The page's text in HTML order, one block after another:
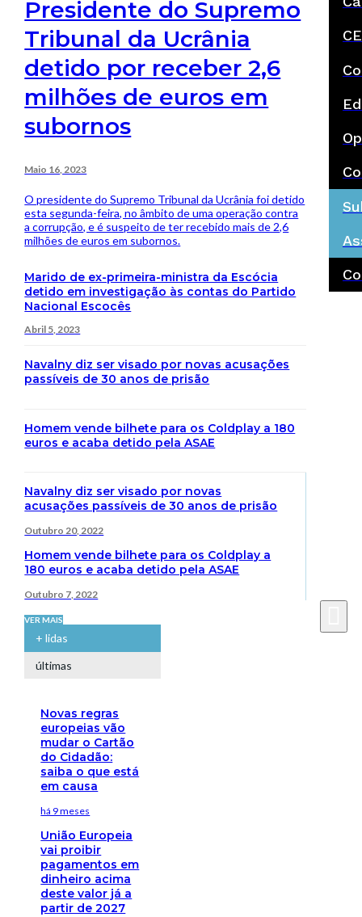
Presidente do Supremo
Tribunal da Ucrânia
detido por receber 2,6
milhões de euros em
subornos
Maio 16, 2023
O presidente do Supremo Tribunal da Ucrânia foi detido
esta segunda-feira, no âmbito de uma operação contra
a corrupção, e é suspeito de ter recebido mais de 2,6
milhões de euros em subornos.
Marido de ex-primeira-ministra da Escócia
detido em investigação às contas do Partido
Nacional Escocês
Abril 5, 2023
Navalny diz ser visado por novas acusações
passíveis de 30 anos de prisão
Homem vende bilhete para os Coldplay a 180
euros e acaba detido pela ASAE
Navalny diz ser visado por novas
acusações passíveis de 30 anos de prisão
Outubro 20, 2022
Homem vende bilhete para os Coldplay a
180 euros e acaba detido pela ASAE
Outubro 7, 2022
VER MAIS
+ lidas
últimas
Novas regras
europeias vão
mudar o Cartão
do Cidadão:
saiba o que está
em causa
há 9 meses
União Europeia
vai proibir
pagamentos em
dinheiro acima
deste valor já a
partir de 2027